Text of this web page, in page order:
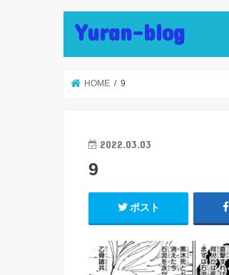
Yuran-blog
HOME 9
2022.03.03
9
ポスト